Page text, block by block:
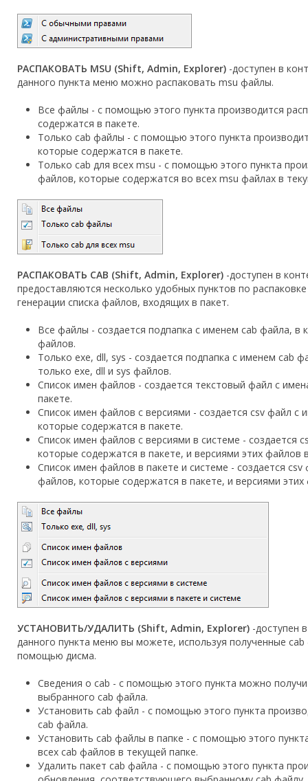
РАСПАКОВАТЬ MSU (Shift, Admin, Explorer) -доступен в
данного пункта меню можно распаковать msu файлы.
Все файлы - с помощью этого пункта производится
содержатся в пакете.
Только cab файлы - с помощью этого пункта
которые содержатся в пакете.
Только cab для всех msu - с помощью этого пункта
файлов, которые содержатся во всех msu файлах в
РАСПАКОВАТЬ CAB (Shift, Admin, Explorer) -доступен в
предоставляются несколько удобных пунктов по
генерации списка файлов, входящих в пакет.
Все файлы - создается подпапка с именем cab файла, в
файлов.
Только exe, dll, sys - создается подпапка с именем cab
только exe, dll и sys файлов.
Список имен файлов - создается текстовый файл с
пакете.
Список имен файлов с версиями - создается csv файл с
которые содержатся в пакете.
Список имен файлов с версиями в системе - создается
которые содержатся в пакете, и версиями этих файлов
Список имен файлов в пакете и системе - создается
файлов, которые содержатся в пакете, и версиями
УСТАНОВИТЬ/УДАЛИТЬ (Shift, Admin, Explorer) -доступен
данного пункта меню вы можете, используя полученные
помощью дисма.
Сведения о cab - с помощью этого пункта можно
выбранного cab файла.
Установить cab файл - с помощью этого пункта
cab файла.
Установить cab файлы в папке - с помощью этого
всех cab файлов в текущей папке.
Удалить пакет cab файла - с помощью этого пункта